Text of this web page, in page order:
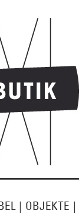
| OBJEKTE |